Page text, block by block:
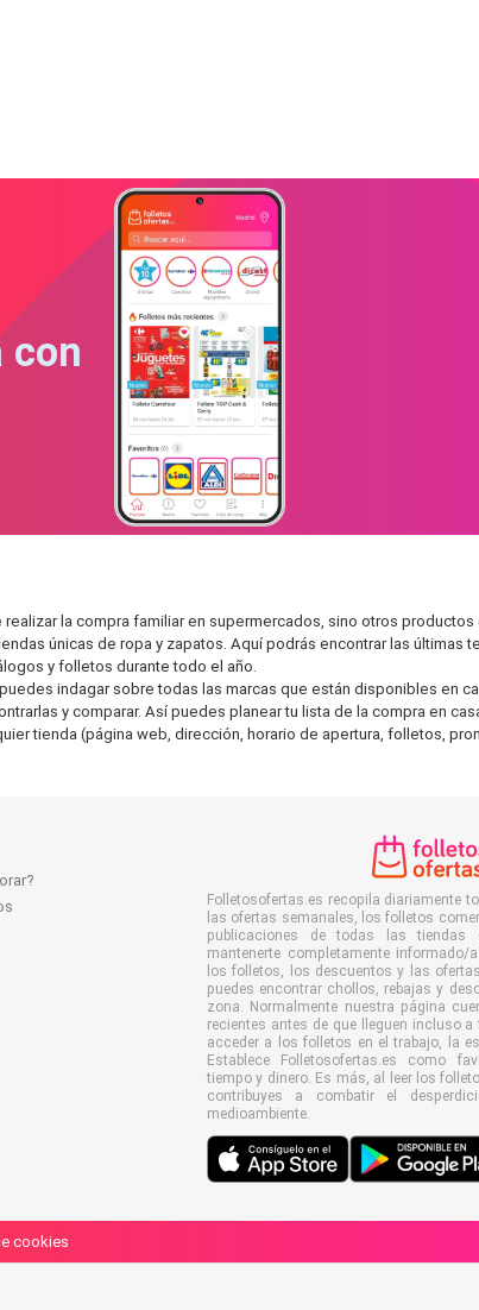
con
la compra familiar en supermercados, sino otros
únicas de ropa y zapatos. Aquí podrás encontrar las últimas
y folletos durante todo el año.
indagar sobre todas las marcas que están disponibles en
y comparar. Así puedes planear tu lista de la compra en
tienda (página web, dirección, horario de apertura, folletos,
Folletosofertas.es recopila diariamente
las ofertas semanales, los folletos
publicaciones de todas las tiendas
mantenerte completamente
los folletos, los descuentos y las
puedes encontrar chollos, rebajas y
zona. Normalmente nuestra página
recientes antes de que lleguen incluso
acceder a los folletos en el trabajo, la
Establece Folletosofertas.es como
tiempo y dinero. Es más, al leer los
contribuyes a combatir el
medioambiente.
cookies